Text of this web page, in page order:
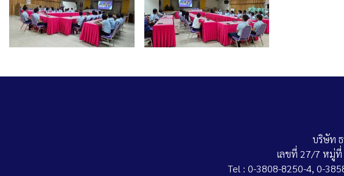
บริษัท
เลขที่ 27/7 หมู่ที่
Tel : 0-3808-8250-4, 0-